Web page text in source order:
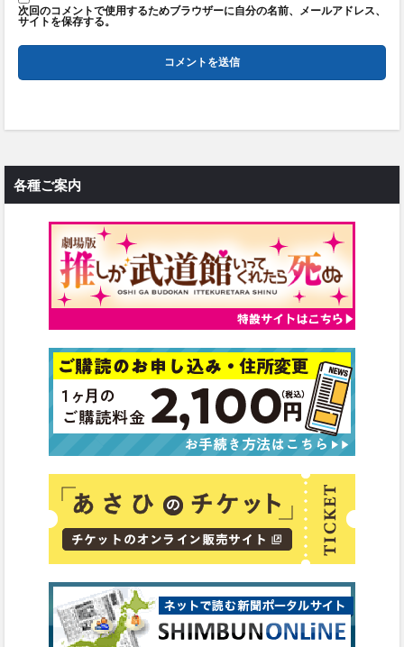
次回のコメントで使用するためブラウザーに自分の名前、メールアドレス、
サイトを保存する。
各種ご案内